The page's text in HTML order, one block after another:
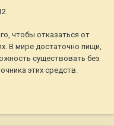
чтобы отказаться от
В мире достаточно пищи,
существовать без
этих средств.